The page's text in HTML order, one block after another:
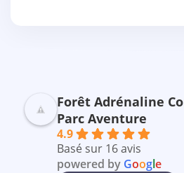
Forêt Adrénaline
Parc Aventure
4.9
Basé sur 16 avis
powered by Google